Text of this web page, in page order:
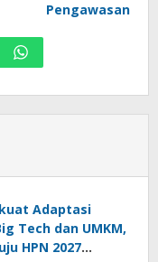
Pengawasan
Adaptasi
Tech dan UMKM,
HPN 2027